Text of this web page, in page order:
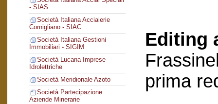
- SIAS
Società Italiana Acciaierie
Cornigliano - SIAC
Società Italiana Gestioni
Immobiliari - SIGIM
Società Lucana Imprese
Idrolettriche
Società Meridionale Azoto
Società Partecipazione
Aziende Minerarie
Editing
prima